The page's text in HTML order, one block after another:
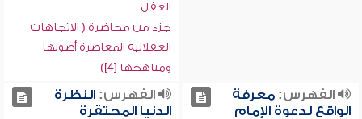
العقل
جزء من محاضرة ( الاتجاهات
العقلانية المعاصرة أصولها
ومناهجها [4])
الفهرس:معرفة
الواقع لدعوة الإمام
الفهرس:النظرة
الدنيا المحتقرة